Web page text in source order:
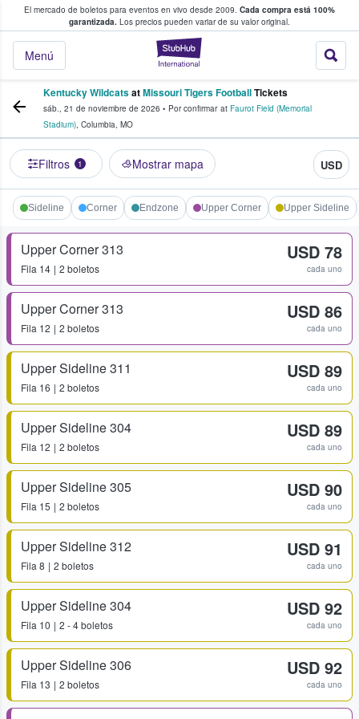
El mercado de boletos para eventos en vivo desde 2009. Cada compra está 100%
garantizada. Los precios pueden variar de su valor original.
StubHub: donde
Menú
fans compran y venden boletos
Kentucky WildcatsatMissouri Tigers FootballTickets
sáb., 21 de noviembre de 2026 • Por confirmar at Faurot Field (Memorial
Stadium), Columbia, MO
Filtros 1 Mostrar mapa USD
Sideline Corner Endzone Upper Corner Upper Sideline
Upper Corner 313
Fila 14 2 boletos
USD 78
cada uno
Upper Corner 313
Fila 12 2 boletos
USD 86
cada uno
Upper Sideline 311
Fila 16 2 boletos
USD 89
cada uno
Upper Sideline 304
Fila 12 2 boletos
USD 89
cada uno
Upper Sideline 305
Fila 15 2 boletos
USD 90
cada uno
Upper Sideline 312
Fila 8 2 boletos
USD 91
cada uno
Upper Sideline 304
Fila 10 2 - 4 boletos
USD 92
cada uno
Upper Sideline 306
Fila 13 2 boletos
USD 92
cada uno